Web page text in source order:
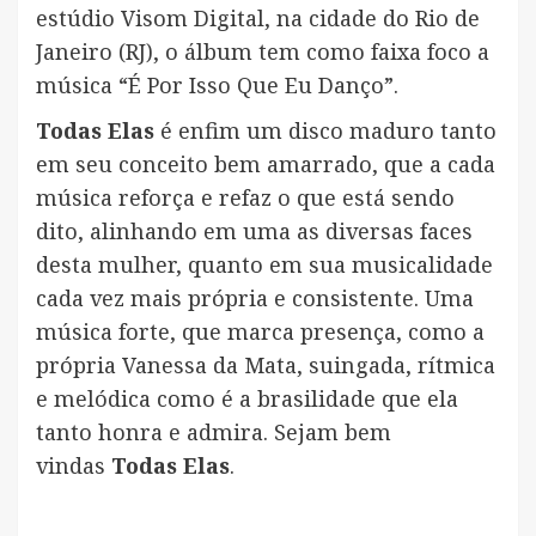
estúdio Visom Digital, na cidade do Rio de
Janeiro (RJ), o álbum tem como faixa foco a
música “É Por Isso Que Eu Danço”.
Todas Elas é enfim um disco maduro tanto
em seu conceito bem amarrado, que a cada
música reforça e refaz o que está sendo
dito, alinhando em uma as diversas faces
desta mulher, quanto em sua musicalidade
cada vez mais própria e consistente. Uma
música forte, que marca presença, como a
própria Vanessa da Mata, suingada, rítmica
e melódica como é a brasilidade que ela
tanto honra e admira. Sejam bem
vindas Todas Elas.